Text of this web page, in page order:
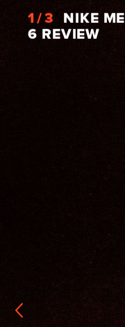
1/3
NIKE
6 REVIEW